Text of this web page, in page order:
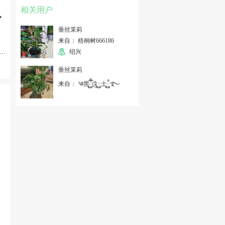
相关用户
垂丝茉莉
来自： 梧桐树666186
绍兴
垂丝茉莉
来自： ༄黑ོྂཾ࿆༊࿆土࿆ྂ࿐